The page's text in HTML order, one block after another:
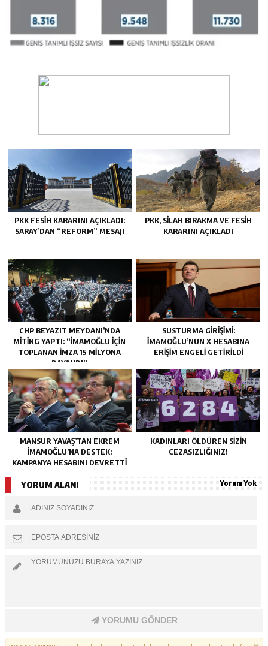
PKK FESIH KARARINI AÇIKLADI:
SARAY’DAN “REFORM” MESAJI
PKK, SILAH BIRAKMA VE FESIH
KARARINI AÇIKLADI
CHP BEYAZIT MEYDANI’NDA
MITING YAPTI: “İMAMOĞLU IÇIN
TOPLANAN IMZA 15 MILYONA
DAYANDI”
SUSTURMA GIRIŞIMI:
İMAMOĞLU’NUN X HESABINA
ERIŞIM ENGELI GETIRILDI
MANSUR YAVAŞ’TAN EKREM
İMAMOĞLU’NA DESTEK:
KAMPANYA HESABINI DEVRETTI
KADINLARI ÖLDÜREN SIZIN
CEZASIZLIĞINIZ!
YORUM ALANI Yorum Yok
YORUMU GÖNDER